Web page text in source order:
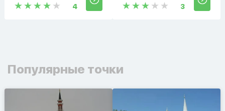
4
3
Популярные точки